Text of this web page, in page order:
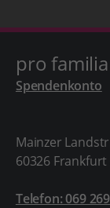
pro
Spendenkonto
Mainzer
60326
Telefon: 069